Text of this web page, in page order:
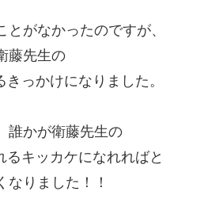
がなかったのですが、
藤先生の
っかけになりました。
誰かが衛藤先生の
るキッカケになれればと
なりました！！